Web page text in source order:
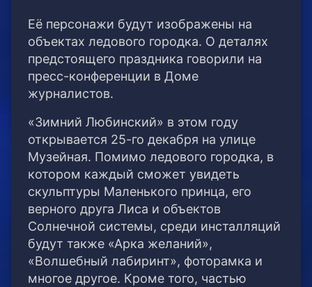
Её персонажи будут изображены на
объектах ледового городка. О деталях
предстоящего праздника говорили на
пресс-конференции в Доме
журналистов.
«Зимний Любинский» в этом году
открывается 25-го декабря на улице
Музейная. Помимо ледового городка, в
котором каждый сможет увидеть
скульптуры Маленького принца, его
верного друга Лиса и объектов
Солнечной системы, среди инсталляций
будут также «Арка желаний»,
«Волшебный лабиринт», фоторамка и
многое другое. Кроме того, частью